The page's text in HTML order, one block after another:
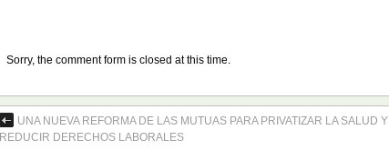
Sorry, the comment form is closed at this time.
UNA NUEVA REFORMA DE LAS MUTUAS PARA PRIVATIZAR LA SALUD Y
REDUCIR DERECHOS LABORALES